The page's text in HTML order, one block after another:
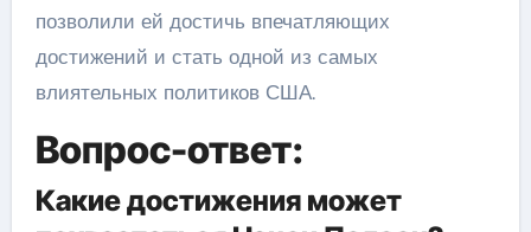
позволили ей достичь впечатляющих
достижений и стать одной из самых
влиятельных политиков США.
Вопрос-ответ:
Какие достижения может